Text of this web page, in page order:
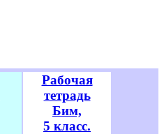
Рабочая
тетрадь
Бим,
5 класс.